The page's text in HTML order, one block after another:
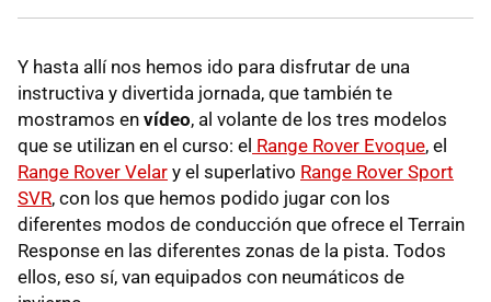
Y hasta allí nos hemos ido para disfrutar de una
instructiva y divertida jornada, que también te
mostramos en vídeo, al volante de los tres modelos
que se utilizan en el curso: el Range Rover Evoque, el
Range Rover Velar y el superlativo Range Rover Sport
SVR, con los que hemos podido jugar con los
diferentes modos de conducción que ofrece el Terrain
Response en las diferentes zonas de la pista. Todos
ellos, eso sí, van equipados con neumáticos de